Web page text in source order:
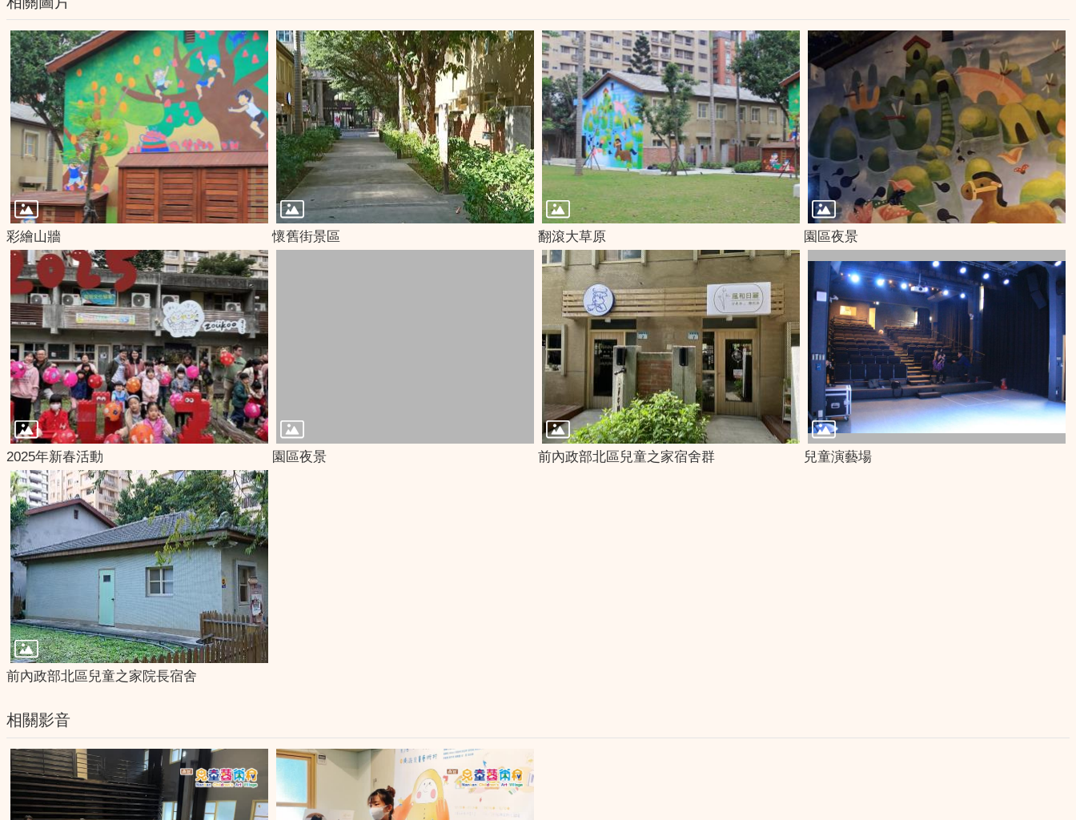
彩繪山牆 懷舊街景區 翻滾大草原 園區夜景
2025年新春活動 園區夜景 前內政部北區兒童之家宿舍群 兒童演藝場
前內政部北區兒童之家院長宿舍
相關影音